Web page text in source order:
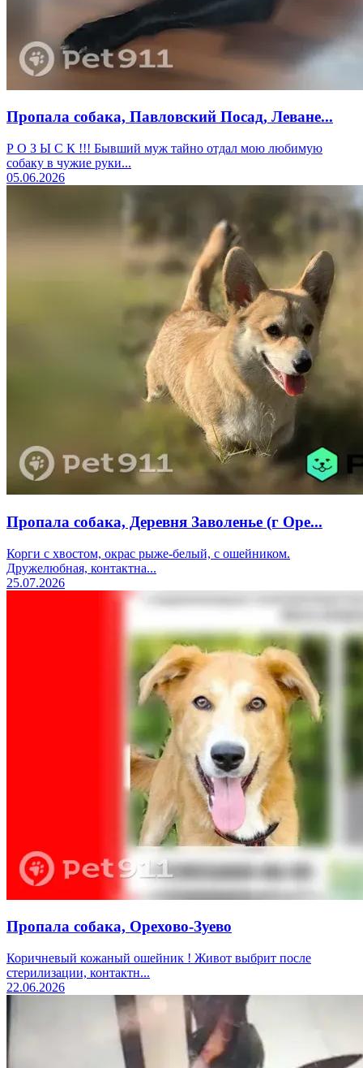
Пропала собака, Павловский Посад, Леване...
Р О З Ы С К !!! Бывший муж тайно отдал мою любимую
собаку в чужие руки...
05.06.2026
Пропала собака, Деревня Заволенье (г Оре...
Корги с хвостом, окрас рыже-белый, с ошейником.
Дружелюбная, контактна...
25.07.2026
Пропала собака, Орехово-Зуево
Коричневый кожаный ошейник ! Живот выбрит после
стерилизации, контактн...
22.06.2026